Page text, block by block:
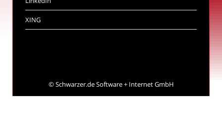
XING
©Schwarzer.de Software + Internet GmbH